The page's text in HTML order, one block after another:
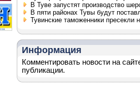
В Туве запустят производство
В пяти районах Тувы будут
Тувинские таможенники пресекли
Информация
Комментировать новости на
публикации.